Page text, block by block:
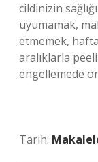
cildinizin
uyumamak,
etmemek,
aralıklarla
engellemede
Tarih: